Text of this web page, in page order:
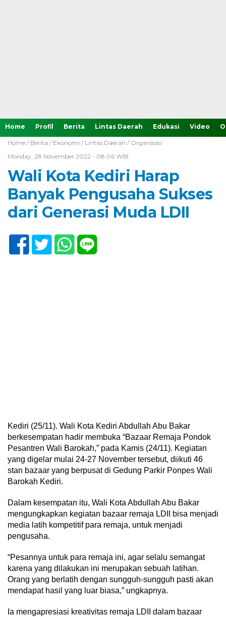
Home Profil Berita Lintas Daerah Edukasi Video
Home / Berita / Ekonomi / Lintas Daerah / Organisasi
Monday, 28 November 2022 - 08:06 WIB
Wali Kota Kediri Harap
Banyak Pengusaha Sukses
dari Generasi Muda LDII
Kediri (25/11). Wali Kota Kediri Abdullah Abu Bakar
berkesempatan hadir membuka “Bazaar Remaja Pondok
Pesantren Wali Barokah,” pada Kamis (24/11). Kegiatan
yang digelar mulai 24-27 November tersebut, diikuti 46
stan bazaar yang berpusat di Gedung Parkir Ponpes Wali
Barokah Kediri.
Dalam kesempatan itu, Wali Kota Abdullah Abu Bakar
mengungkapkan kegiatan bazaar remaja LDII bisa menjadi
media latih kompetitif para remaja, untuk menjadi
pengusaha.
“Pesannya untuk para remaja ini, agar selalu semangat
karena yang dilakukan ini merupakan sebuah latihan.
Orang yang berlatih dengan sungguh-sungguh pasti akan
mendapat hasil yang luar biasa,” ungkapnya.
Ia mengapresiasi kreativitas remaja LDII dalam bazaar